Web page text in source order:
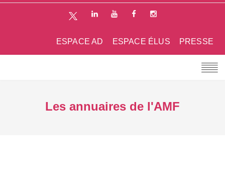
PRESSE
ESPACE ÉLUS
ESPACE AD
Les annuaires de l'AMF